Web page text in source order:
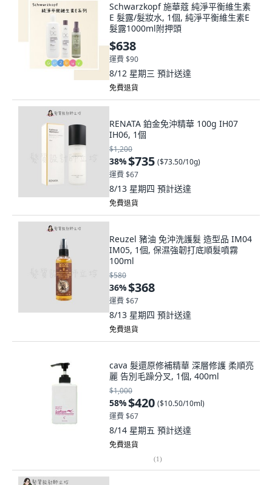
Schwarzkopf 施華蔻 純淨平衡維生素
E 髮露/髮妝水, 1個, 純淨平衡維生素E
髮露1000ml附押頭
$638
運費 $90
8/12 星期三 預計送達
免費退貨
RENATA 鉑金免沖精華 100g IH07
IH06, 1個
$1,200
38%$735 ($73.50/10g)
運費 $67
8/13 星期四 預計送達
免費退貨
Reuzel 豬油 免沖洗護髮 造型品 IM04
IM05, 1個, 保濕強韌打底順髮噴霧
100ml
$580
36%$368
運費 $67
8/13 星期四 預計送達
免費退貨
cava 髮還原修補精華 深層修護 柔順亮
麗 告別毛躁分叉, 1個, 400ml
$1,000
58%$420 ($10.50/10ml)
運費 $67
8/14 星期五 預計送達
免費退貨
(1)